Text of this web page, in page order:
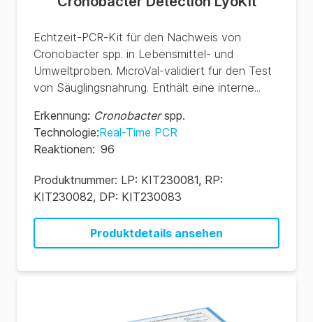
Echtzeit-PCR-Kit für den Nachweis von
Cronobacter spp. in Lebensmittel- und
Umweltproben. MicroVal-validiert für den Test
von Säuglingsnahrung. Enthält eine interne...
Erkennung: Cronobacterspp.
Technologie:Real-Time PCR
Reaktionen: 96
Produktnummer: LP: KIT230081, RP:
KIT230082, DP: KIT230083
Produktdetails ansehen